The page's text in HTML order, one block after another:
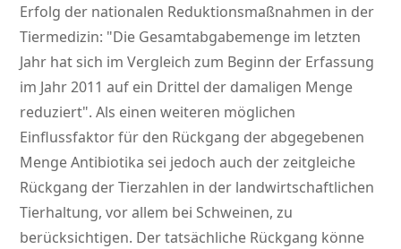
Erfolg der nationalen Reduktionsmaßnahmen in der
Tiermedizin: Die Gesamtabgabemenge im letzten
Jahr hat sich im Vergleich zum Beginn der Erfassung
im Jahr 2011 auf ein Drittel der damaligen Menge
reduziert . Als einen weiteren möglichen
Einflussfaktor für den Rückgang der abgegebenen
Menge Antibiotika sei jedoch auch der zeitgleiche
Rückgang der Tierzahlen in der landwirtschaftlichen
Tierhaltung, vor allem bei Schweinen, zu
berücksichtigen. Der tatsächliche Rückgang könne